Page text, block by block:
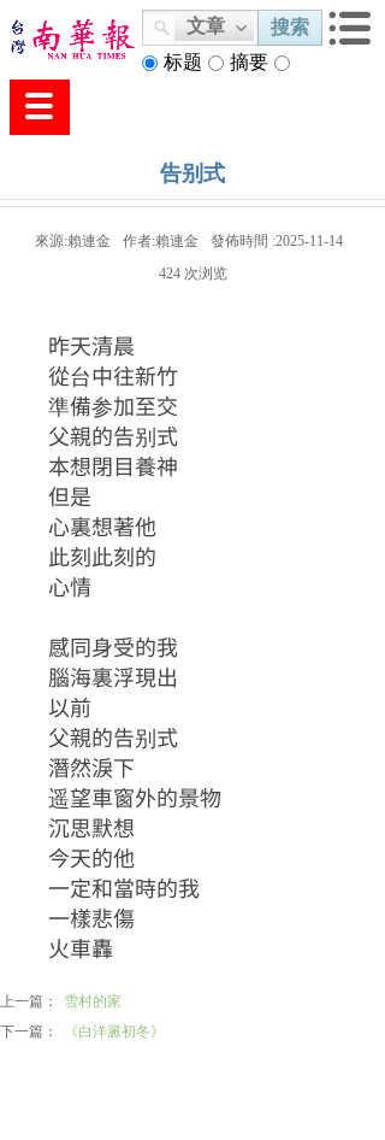
文章
搜索
标题
摘要
告别式
來源:賴連金 作者:賴連金 發佈時間 :2025-11-14
424 次浏览
昨天清晨
從台中往新竹
準備参加至交
父親的告别式
本想閉目養神
但是
心裏想著他
此刻此刻的
心情
感同身受的我
腦海裏浮現出
以前
父親的告别式
潛然淚下
遥望車窗外的景物
沉思默想
今天的他
一定和當時的我
一樣悲傷
火車轟
上一篇：
雪村的家
下一篇：
《白洋澱初冬》